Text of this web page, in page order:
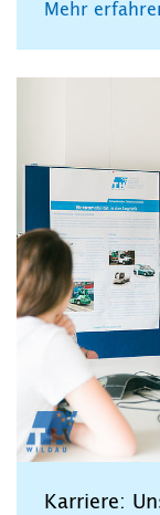
Mehr
Karriere: